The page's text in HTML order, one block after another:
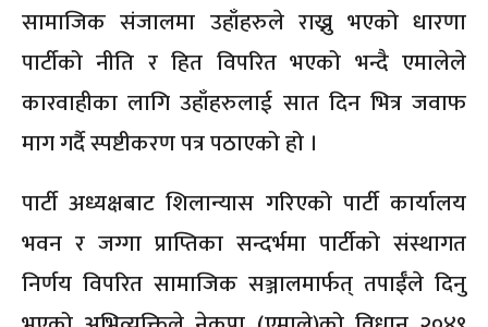
सामाजिक संजालमा उहाँहरुले राख्नु भएको धारणा
पार्टीको नीति र हित विपरित भएको भन्दै एमालेले
कारवाहीका लागि उहाँहरुलाई सात दिन भित्र जवाफ
माग गर्दै स्पष्टीकरण पत्र पठाएको हो ।
पार्टी अध्यक्षबाट शिलान्यास गरिएको पार्टी कार्यालय
भवन र जग्गा प्राप्तिका सन्दर्भमा पार्टीको संस्थागत
निर्णय विपरित सामाजिक सञ्जालमार्फत् तपाईँले दिनु